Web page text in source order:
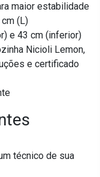
maior estabilidade
(L)
e 43 cm (inferior)
Nicioli Lemon,
e certificado
técnico de sua